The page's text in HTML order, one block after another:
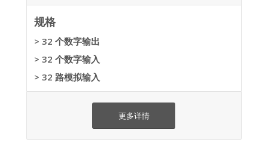
规格
> 32 个数字输出
> 32 个数字输入
> 32 路模拟输入
更多详情